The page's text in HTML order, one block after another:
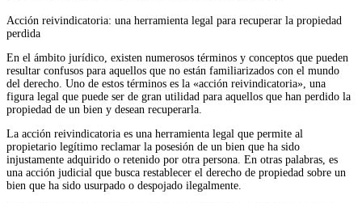
Acción reivindicatoria: una herramienta legal para recuperar la propiedad
perdida
En el ámbito jurídico, existen numerosos términos y conceptos que pueden
resultar confusos para aquellos que no están familiarizados con el mundo
del derecho. Uno de estos términos es la «acción reivindicatoria», una
figura legal que puede ser de gran utilidad para aquellos que han perdido la
propiedad de un bien y desean recuperarla.
La acción reivindicatoria es una herramienta legal que permite al
propietario legítimo reclamar la posesión de un bien que ha sido
injustamente adquirido o retenido por otra persona. En otras palabras, es
una acción judicial que busca restablecer el derecho de propiedad sobre un
bien que ha sido usurpado o despojado ilegalmente.